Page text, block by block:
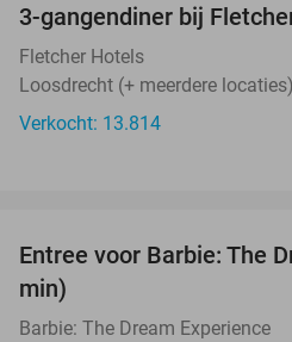
3-gangendiner bij
Fletcher Hotels
Loosdrecht (+ meerdere locaties)
Verkocht: 13.814
Entree voor Barbie: The
min)
Barbie: The Dream Experience